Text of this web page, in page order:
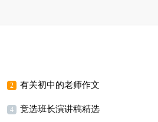
2 有关初中的老师作文
3篇
4 竞选班长演讲稿精选